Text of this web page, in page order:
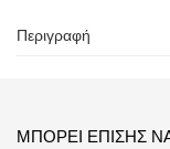
Περιγραφή
ΜΠΟΡΕΊ ΕΠΊΣΗΣ